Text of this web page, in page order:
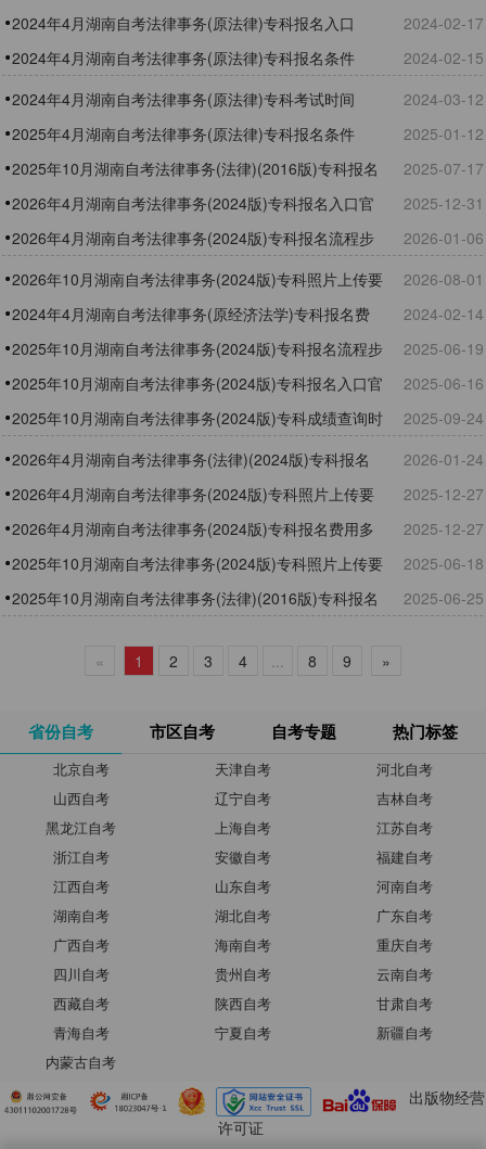
​2024年4月湖南自考法律事务(原法律)专科报名入口
2024-02-17
2024年4月湖南自考法律事务(原法律)专科报名条件
2024-02-15
2024年4月湖南自考法律事务(原法律)专科考试时间
2024-03-12
2025年4月湖南自考法律事务(原法律)专科报名条件
2025-01-12
​2025年10月湖南自考法律事务(法律)(2016版)专科报名
条件
2025-07-17
2026年4月湖南自考法律事务(2024版)专科报名入口官
网
2025-12-31
2026年4月湖南自考法律事务(2024版)专科报名流程步
骤
2026-01-06
2026年10月湖南自考法律事务(2024版)专科照片上传要
求
2026-08-01
2024年4月湖南自考法律事务(原经济法学​)专科报名费
2024-02-14
2025年10月湖南自考法律事务(2024版)专科报名流程步
骤
2025-06-19
2025年10月湖南自考法律事务(2024版)专科报名入口官
网
2025-06-16
2025年10月湖南自考法律事务(2024版)专科成绩查询时
间
2025-09-24
2026年4月湖南自考法律事务(法律)(2024版)专科报名
时间
2026-01-24
​2026年4月湖南自考法律事务(2024版)专科照片上传要
求
2025-12-27
2026年4月湖南自考法律事务(2024版)专科报名费用多
少
2025-12-27
2025年10月湖南自考法律事务(2024版)专科照片上传要
求
2025-06-18
2025年10月湖南自考法律事务(法律)(2016版)专科报名
2025-06-25
« 1 2 3 4 8 9 »
省份自考 市区自考 自考专题 热门标签
北京自考 天津自考
河北自考
山西自考
辽宁自考
吉林自考
黑龙江自考
上海自考
江苏自考
浙江自考
安徽自考
福建自考
江西自考
山东自考
河南自考
湖南自考
湖北自考
广东自考
广西自考
海南自考
重庆自考
四川自考
贵州自考
云南自考
西藏自考
陕西自考
甘肃自考
青海自考
宁夏自考
新疆自考
内蒙古自考
出版物经营
许可证